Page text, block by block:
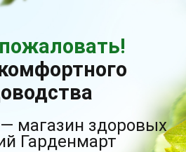
магазин здоровых
Гарденмарт